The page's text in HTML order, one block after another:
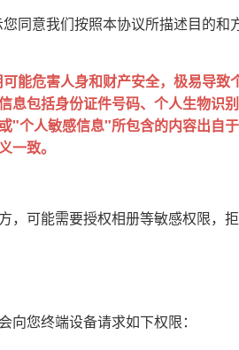
您同意我们按照本协议所描述目的和
能危害人身和财产安全，极易导致
息包括身份证件号码、个人生物识
"个人敏感信息"所包含的内容出自
一致。
，可能需要授权相册等敏感权限，
您终端设备请求如下权限：